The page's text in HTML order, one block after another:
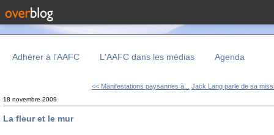
Adhérer à l'AAFC L'AAFC dans les médias Agenda
<< Manifestations paysannes à... Jack Lang parle de sa
18 novembre 2009
La fleur et le mur